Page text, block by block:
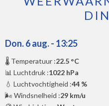
Don. 6 aug. - 13:25
🌡️ Temperatuur :22.5 °C
📊 Luchtdruk :1022 hPa
💧 Luchtvochtigheid :44 %
🌬️ Windsnelheid :29 km/u